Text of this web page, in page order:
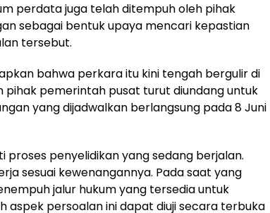
perdata juga telah ditempuh oleh pihak
sebagai bentuk upaya mencari kepastian
tersebut.
bahwa perkara itu kini tengah bergulir di
pihak pemerintah pusat turut diundang untuk
yang dijadwalkan berlangsung pada 8 Juni
proses penyelidikan yang sedang berjalan.
sesuai kewenangannya. Pada saat yang
jalur hukum yang tersedia untuk
aspek persoalan ini dapat diuji secara terbuka